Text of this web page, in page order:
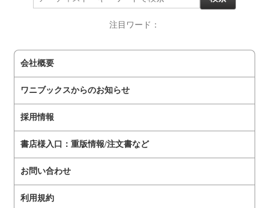
注目ワード：
会社概要
ワニブックスからのお知らせ
採用情報
書店様入口：重版情報/注文書など
お問い合わせ
利用規約